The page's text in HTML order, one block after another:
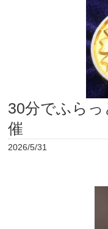
30分でふら
催
2026/5/31